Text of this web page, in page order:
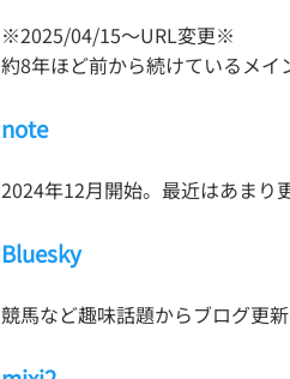
※2025/04/15〜URL変更※
約8年ほど前から続けているメ
note
2024年12月開始。最近はあまり
Bluesky
競馬など趣味話題からブログ更